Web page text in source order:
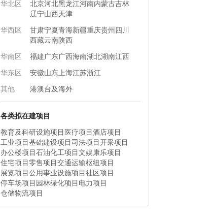
华北区
北京河北黑龙江河南内蒙古吉林
辽宁山西天津
华西区
甘肃宁夏青海新疆重庆贵州四川
西藏云南陕西
华南区
福建广东广西海南湖北湖南江西
华东区
安徽山东上海江苏浙江
其他
港澳台及海外
各类拟在建项目
教育及科研设施项目医疗项目酒店项目
工业项目基础建设项目司法项目开采项目
办公楼项目石油化工项目文娱康乐项目
住宅项目零售项目交通运输枢纽项目
展览项目公用事业设施项目社区项目
停车场项目园林绿化项目电力项目
仓储物流项目